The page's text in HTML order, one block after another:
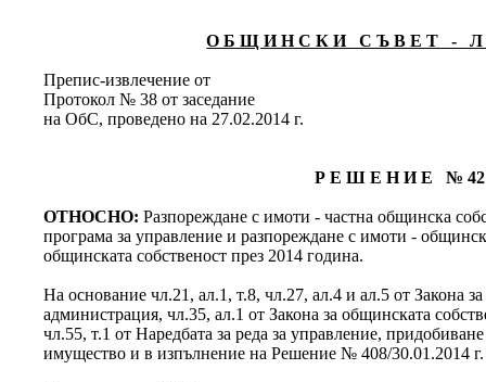
О Б Щ И Н С К И С Ъ В Е Т - Л
Препис-извлечение от
Протокол № 38 от заседание
на ОбС, проведено на 27.02.2014 г.
Р Е Ш Е Н И Е №
ОТНОСНО:Разпореждане с имоти - частна общинска
програма за управление и разпореждане с имоти -
общинската собственост през 2014 година.
На основание чл.21, ал.1, т.8, чл.27, ал.4 и ал.5 от Закона
администрация, чл.35, ал.1 от Закона за общинската
чл.55, т.1 от Наредбата за реда за управление,
имущество и в изпълнение на Решение № 408/30.01.2014